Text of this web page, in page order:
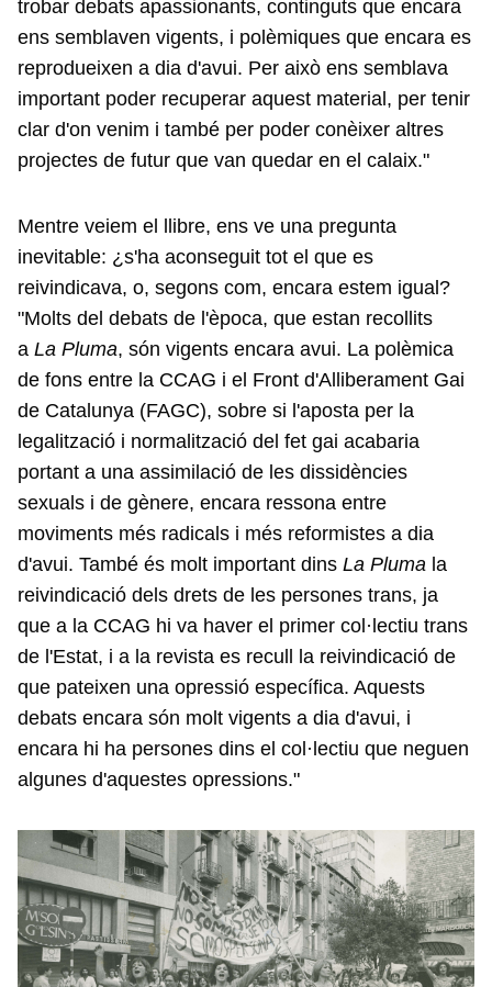
trobar debats apassionants, continguts que encara
ens semblaven vigents, i polèmiques que encara es
reprodueixen a dia d'avui. Per això ens semblava
important poder recuperar aquest material, per tenir
clar d'on venim i també per poder conèixer altres
projectes de futur que van quedar en el calaix."
Mentre veiem el llibre, ens ve una pregunta
inevitable: ¿s'ha aconseguit tot el que es
reivindicava, o, segons com, encara estem igual?
"Molts del debats de l'època, que estan recollits
a La Pluma, són vigents encara avui. La polèmica
de fons entre la CCAG i el Front d'Alliberament Gai
de Catalunya (FAGC), sobre si l'aposta per la
legalització i normalització del fet gai acabaria
portant a una assimilació de les dissidències
sexuals i de gènere, encara ressona entre
moviments més radicals i més reformistes a dia
d'avui. També és molt important dins La Pluma la
reivindicació dels drets de les persones trans, ja
que a la CCAG hi va haver el primer col·lectiu trans
de l'Estat, i a la revista es recull la reivindicació de
que pateixen una opressió específica. Aquests
debats encara són molt vigents a dia d'avui, i
encara hi ha persones dins el col·lectiu que neguen
algunes d'aquestes opressions."